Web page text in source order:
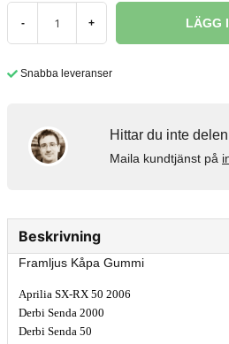
- + LÄGG
Snabba leveranser
Hittar du inte
Maila kundtjänst på
Beskrivning
Framljus Kåpa Gummi
Aprilia SX-RX 50 2006
Derbi Senda 2000
Derbi Senda 50